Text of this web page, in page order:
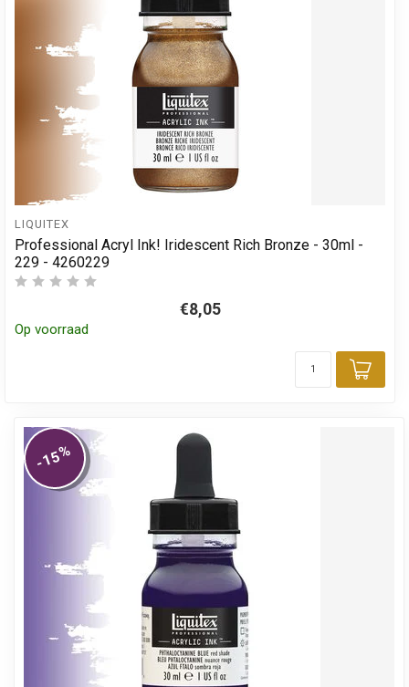
LIQUITEX
Professional Acryl Ink! Iridescent Rich Bronze - 30ml -
229 - 4260229
€8,05
Op voorraad
-15%